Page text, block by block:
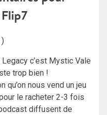
c’est Mystic Vale
trop bien !
qu’on nous vend un jeu
le racheter 2-3 fois
diffusent de